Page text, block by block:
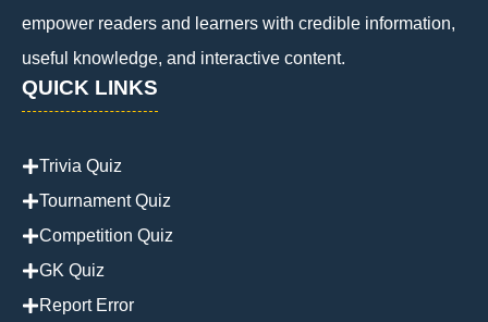
empower readers and learners with credible information,
useful knowledge, and interactive content.
QUICK LINKS
Trivia Quiz
Tournament Quiz
Competition Quiz
GK Quiz
Report Error